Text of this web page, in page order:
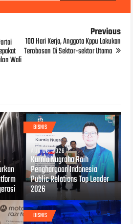
Wali
Previous
100 Hari Kerja, Anggota Kppu Lakukan
Terobosan Di Sektor-sektor Utama
BISNIS
AUG 06, 2026
Kurnia Nugraha Raih
Penghargaan Indonesia
Public Relations Top Leader
2026
BISNIS